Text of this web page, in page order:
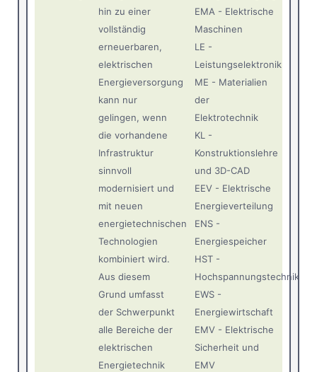
hin zu einer
vollständig
erneuerbaren,
elektrischen
Energieversorgung
kann nur
gelingen, wenn
die vorhandene
Infrastruktur
sinnvoll
modernisiert und
mit neuen
energietechnischen
Technologien
kombiniert wird.
Aus diesem
Grund umfasst
der Schwerpunkt
alle Bereiche der
elektrischen
Energietechnik
EMA - Elektrische
Maschinen
LE -
Leistungselektronik
ME - Materialien
der
Elektrotechnik
KL -
Konstruktionslehre
und 3D-CAD
EEV - Elektrische
Energieverteilung
ENS -
Energiespeicher
HST -
Hochspannungstechnik
EWS -
Energiewirtschaft
EMV - Elektrische
Sicherheit und
EMV